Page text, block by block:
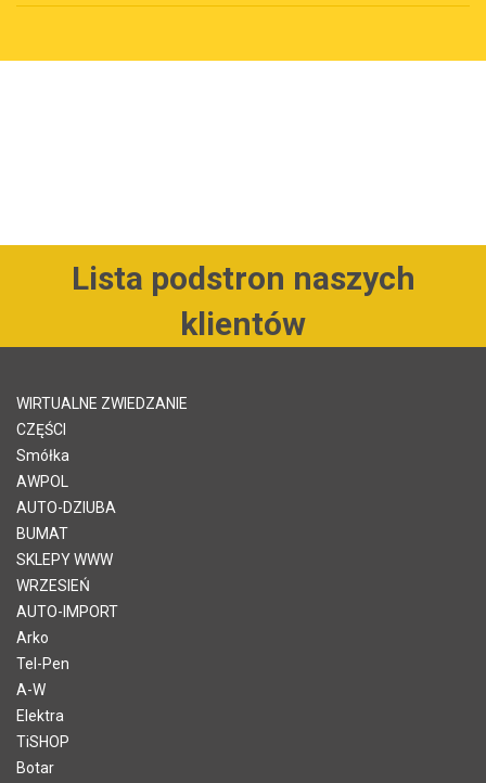
Lista podstron naszych
klientów
WIRTUALNE ZWIEDZANIE
CZĘŚCI
Smółka
AWPOL
AUTO-DZIUBA
BUMAT
SKLEPY WWW
WRZESIEŃ
AUTO-IMPORT
Arko
Tel-Pen
A-W
Elektra
TiSHOP
Botar